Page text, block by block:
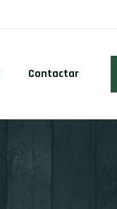
Contactar